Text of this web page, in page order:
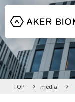
HOME
クリルオイル
TOP media